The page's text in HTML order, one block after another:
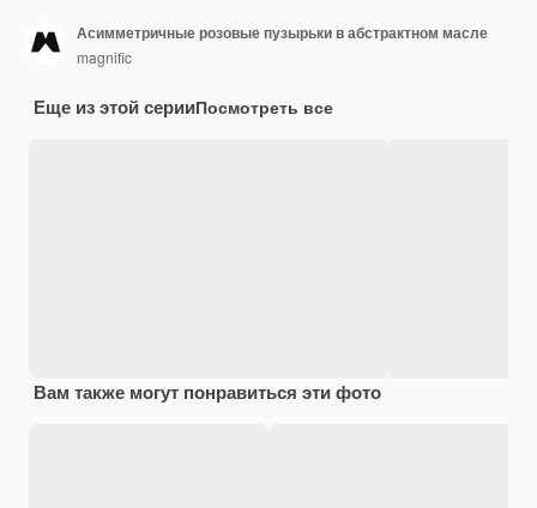
Асимметричные розовые пузырьки в абстрактном масле
magnific
Еще из этой серииПосмотреть все
Вам также могут понравиться эти фото